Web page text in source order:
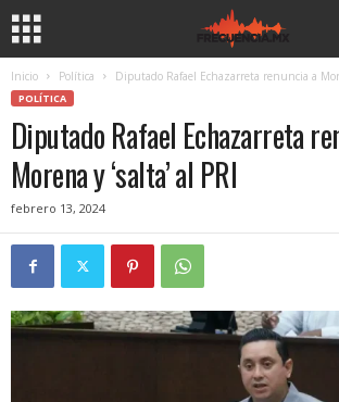
Inicio Política Diputado Rafael Echazarreta renuncia a
POLÍTICA
Diputado Rafael Echazarreta
Morena y ‘salta’ al PRI
febrero 13, 2024